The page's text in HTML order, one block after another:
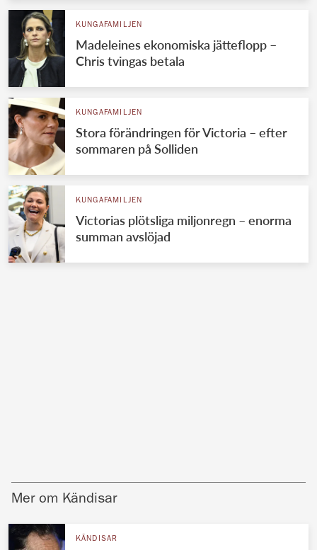
KUNGAFAMILJEN
Madeleines ekonomiska jätteflopp –
Chris tvingas betala
KUNGAFAMILJEN
Stora förändringen för Victoria – efter
sommaren på Solliden
KUNGAFAMILJEN
Victorias plötsliga miljonregn – enorma
summan avslöjad
Mer om Kändisar
KÄNDISAR